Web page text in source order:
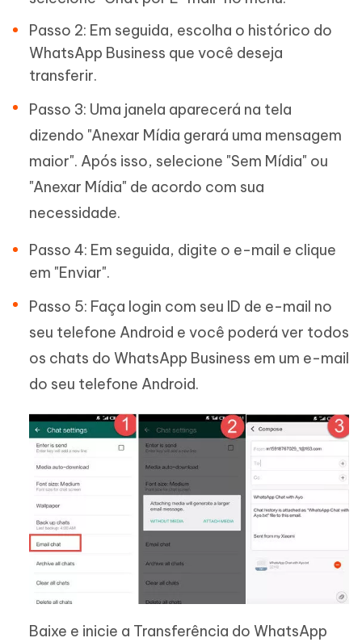
Passo 2: Em seguida, escolha o histórico do
WhatsApp Business que você deseja
transferir.
Passo 3: Uma janela aparecerá na tela
dizendo "Anexar Mídia gerará uma mensagem
maior". Após isso, selecione "Sem Mídia" ou
"Anexar Mídia" de acordo com sua
necessidade.
Passo 4: Em seguida, digite o e-mail e clique
em "Enviar".
Passo 5: Faça login com seu ID de e-mail no
seu telefone Android e você poderá ver todos
os chats do WhatsApp Business em um e-mail
do seu telefone Android.
Baixe e inicie a Transferência do WhatsApp